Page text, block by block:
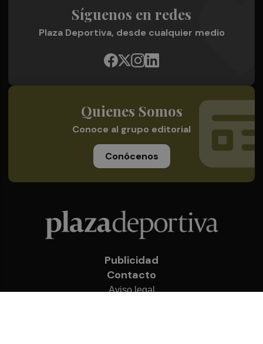
Síguenos en redes
Plaza Deportiva, desde cualquier medio
Quienes Somos
Conoce al grupo editorial
Conócenos
Publicidad
Contacto
Aviso legal